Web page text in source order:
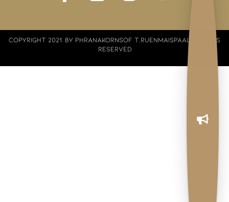
COPYRIGHT 2021. BY PHRANAKORNSOF T,RUENMAISPAALL RIGHTS
RESERVED